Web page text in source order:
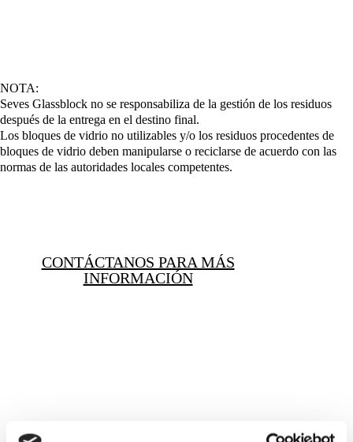
NOTA:
Seves Glassblock no se responsabiliza de la gestión de los residuos
después de la entrega en el destino final.
Los bloques de vidrio no utilizables y/o los residuos procedentes de
bloques de vidrio deben manipularse o reciclarse de acuerdo con las
normas de las autoridades locales competentes.
CONTÁCTANOS PARA MÁS
INFORMACIÓN